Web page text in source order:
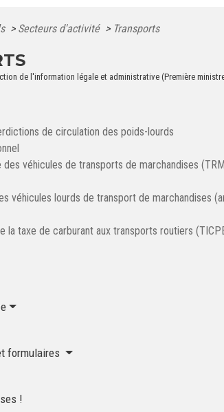
> Secteurs d'activité > Transports
de l'information légale et administrative (Première
de circulation des poids-lourds
des véhicules de transports de marchandises
véhicules lourds de transport de marchandises
la taxe de carburant aux transports routiers
formulaires
!